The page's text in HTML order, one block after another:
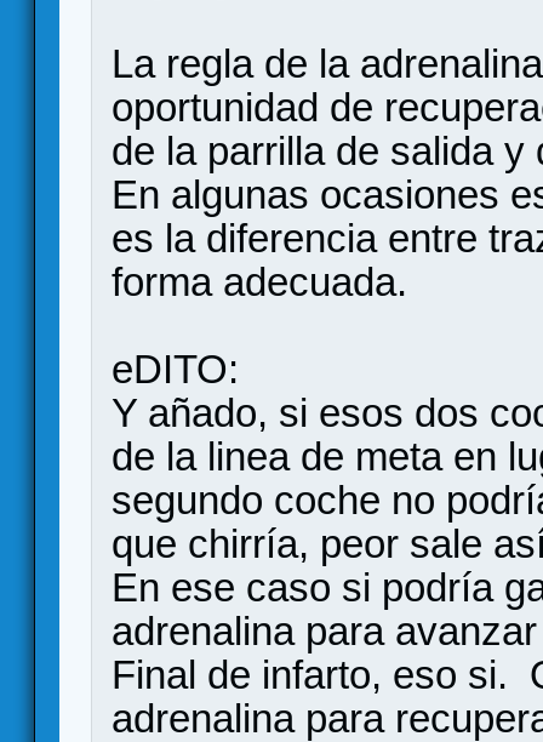
La regla de la
oportunidad de
de la parrilla de salida y
En algunas ocasiones
es la diferencia entre
forma adecuada.
eDITO:
Y añado, si esos dos
de la linea de meta en
segundo coche no
que chirría, peor sale
En ese caso si podría
adrenalina para
Final de infarto, eso si.
adrenalina para